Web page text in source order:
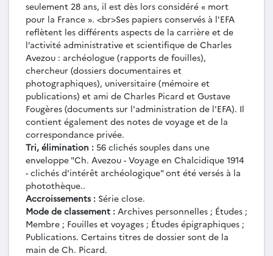
l'EFA à Ch. Avezou au sujet des fouilles de
Délos (12 septembre 1912).
PCA-4-3-04 - Lettre du directeur de
l'EFA à Ch. Avezou lui demandant de
prendre une photographie à Délos (21 avril
1913).
PCA-4-3-05 - Lettre du directeur de
l'EFA à propos de l'établissement de plan
pour Délos (29 juillet 1913).
PCA-4-3-06 - Lettre du directeur de
l'EFA à Ch. Avezou au sujet des fouilles de
Délos (24 août 1913).
PCA-4-3-07 - Lettre du directeur de
l'EFA à Ch. Avezou à propos de la
comptabilité des fouilles de Délos et des
frais de voyage (7 septembre 1913).
PCA-4-3-08 - Lettre du directeur de
l'EFA à Ch. Avezou au sujet d'un don de
2000 francs pour les fouilles de Délos (12
seulement 28 ans, il est dès lors considéré « mort
pour la France ». <br>Ses papiers conservés à l'EFA
reflètent les différents aspects de la carrière et de
l’activité administrative et scientifique de Charles
Avezou : archéologue (rapports de fouilles),
chercheur (dossiers documentaires et
photographiques), universitaire (mémoire et
publications) et ami de Charles Picard et Gustave
Fougères (documents sur l'administration de l'EFA). Il
contient également des notes de voyage et de la
correspondance privée.
Tri, élimination : 56 clichés souples dans une
enveloppe "Ch. Avezou - Voyage en Chalcidique 1914
- clichés d'intérêt archéologique" ont été versés à la
photothèque..
Accroissements : Série close.
Mode de classement : Archives personnelles ; Études ;
Membre ; Fouilles et voyages ; Études épigraphiques ;
Publications. Certains titres de dossier sont de la
main de Ch. Picard.